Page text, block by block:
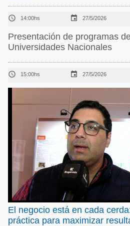
 14:00hs  27/5/2026
Presentación de programas
Universidades Nacionales
 15:00hs  27/5/2026
El negocio está en cada
práctica para maximizar